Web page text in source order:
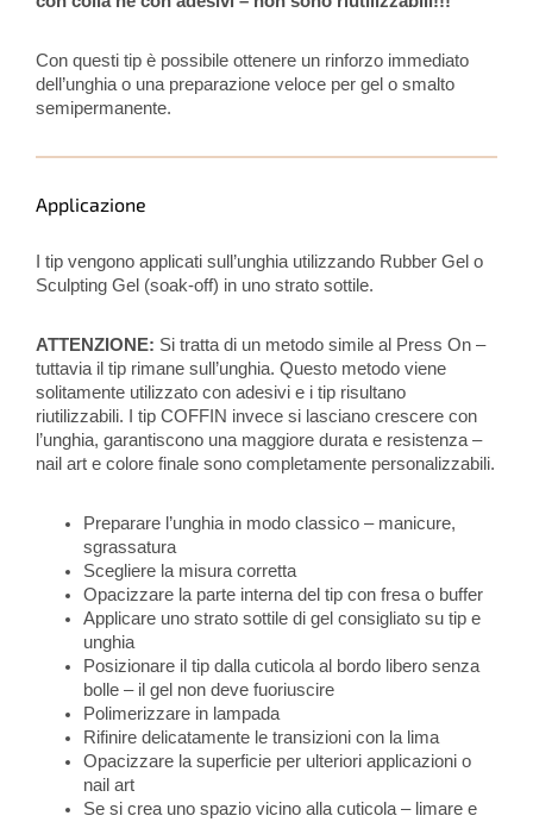
Con questi tip è possibile ottenere un rinforzo immediato
dell’unghia o una preparazione veloce per gel o smalto
semipermanente.
Applicazione
I tip vengono applicati sull’unghia utilizzando Rubber Gel o
Sculpting Gel (soak-off) in uno strato sottile.
ATTENZIONE: Si tratta di un metodo simile al Press On –
tuttavia il tip rimane sull’unghia. Questo metodo viene
solitamente utilizzato con adesivi e i tip risultano
riutilizzabili. I tip COFFIN invece si lasciano crescere con
l’unghia, garantiscono una maggiore durata e resistenza –
nail art e colore finale sono completamente personalizzabili.
Preparare l’unghia in modo classico – manicure,
sgrassatura
Scegliere la misura corretta
Opacizzare la parte interna del tip con fresa o buffer
Applicare uno strato sottile di gel consigliato su tip e
unghia
Posizionare il tip dalla cuticola al bordo libero senza
bolle – il gel non deve fuoriuscire
Polimerizzare in lampada
Rifinire delicatamente le transizioni con la lima
Opacizzare la superficie per ulteriori applicazioni o
nail art
Se si crea uno spazio vicino alla cuticola – limare e